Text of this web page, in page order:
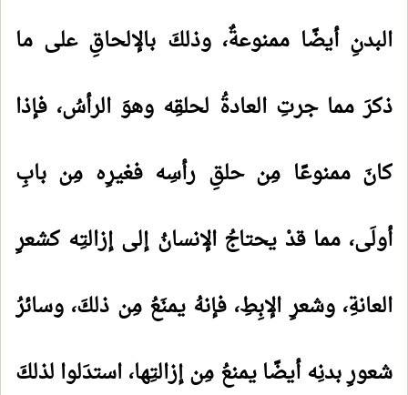
البدنِ أيضًا ممنوعةٌ، وذلكَ بالإلحاقِ على ما
ذكرَ مما جرتِ العادةُ لحلقِه وهوَ الرأسُ، فإذا
كانَ ممنوعًا مِن حلقِ رأسِه فغيرِه مِن بابِ
أولَى، مما قدْ يحتاجُ الإنسانُ إلى إزالتِه كشعرِ
العانةِ، وشعرِ الإبِطِ، فإنهُ يمنَعُ مِن ذلكَ، وسائرُ
شعورِ بدنِه أيضًا يمنعُ مِن إزالتِها، استدَلوا لذلكَ